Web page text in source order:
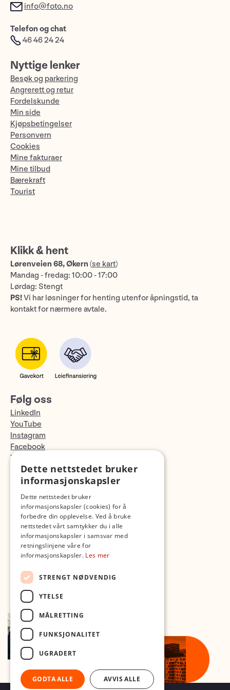
info@foto.no
Telefon og chat
46 46 24 24
Nyttige lenker
Besøk og parkering
Angrerett og retur
Fordelskunde
Min side
Kjøpsbetingelser
Personvern
Cookies
Mine fakturaer
Mine tilbud
Bærekraft
Tourist
Klikk & hent
Lørenveien 68, Økern (se kart)
Mandag - fredag: 10:00 - 17:00
Lørdag: Stengt
PS!Vi har løsninger for henting utenfor åpningstid, ta
kontakt for nærmere avtale.
Følg oss
LinkedIn
YouTube
Instagram
Facebook
TikTok
Fotopodden
Dette nettstedet bruker
informasjonskapsler
Dette nettstedet bruker
informasjonskapsler (cookies) for å
forbedre din opplevelse. Ved å bruke
nettstedet vårt samtykker du i alle
informasjonskapsler i samsvar med
retningslinjene våre for
informasjonskapsler. Les mer
STRENGT NØDVENDIG
YTELSE
MÅLRETTING
FUNKSJONALITET
UGRADERT
GODTA ALLE AVVIS ALLE